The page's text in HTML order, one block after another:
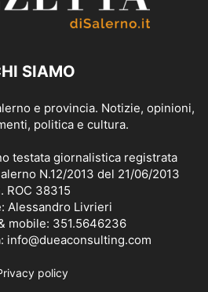
SIAMO
e provincia. Notizie, opinioni,
politica e cultura.
testata giornalistica registrata
N.12/2013 del 21/06/2013
ROC 38315
Alessandro Livrieri
mobile: 351.5646236
info@dueaconsulting.com
policy